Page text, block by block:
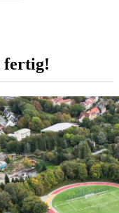
fertig!